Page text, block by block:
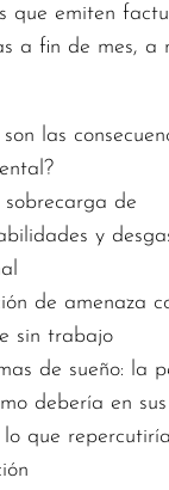
que emiten
a fin de mes, a
son las
sobrecarga de
y
de amenaza
sin trabajo
de sueño: la
debería en
que